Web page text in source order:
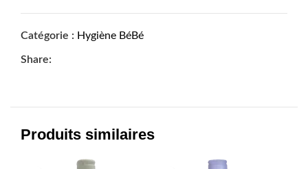
Catégorie : Hygiène BéBé
Share:
Produits similaires